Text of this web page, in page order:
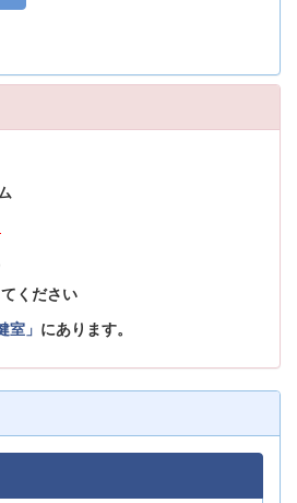
ください
室」 にあります。